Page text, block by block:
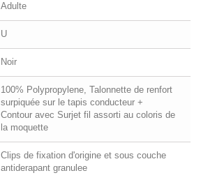
Adulte
U
Noir
100% Polypropylene, Talonnette de renfort
surpiquée sur le tapis conducteur +
Contour avec Surjet fil assorti au coloris de
la moquette
Clips de fixation d'origine et sous couche
antiderapant granulee